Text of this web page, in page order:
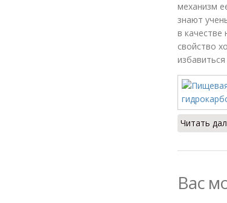
механизм
знают
в качестве
свойство
Читать
Вас